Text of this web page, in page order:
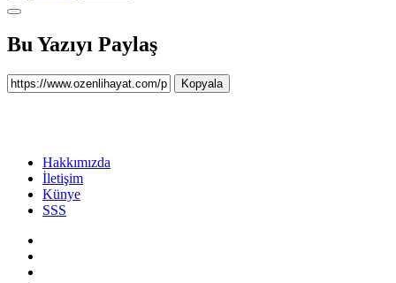
Bu Yazıyı Paylaş
Kopyala
Hakkımızda
İletişim
Künye
SSS